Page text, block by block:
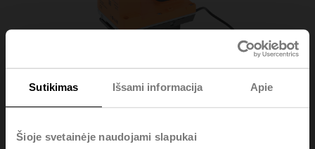
Sutikimas Išsami informacija Apie
Šioje svetainėje naudojami slapukai